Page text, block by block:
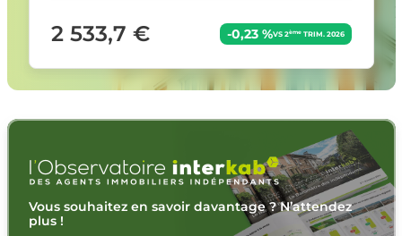
2 533,7 € -0,23 %VS 2èmeTRIM. 2026
Vous souhaitez en savoir davantage ? N’attendez
plus !